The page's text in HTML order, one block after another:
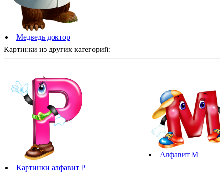
Медведь доктор
Картинки из других категорий:
Картинки алфавит Р
Алфавит М